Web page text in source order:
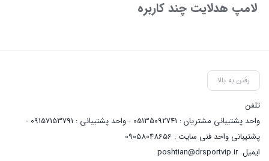
لامپ هدلایت چند کاربره
رفتن به بالا
تلفن
واحد پشتیبانی مشتریان : 05135092741 - واحد پشتیبانی : 09157153791 -
پشتیبانی واحد فنی سایت : 09058048656
ایمیلposhtian@drsportvip.ir